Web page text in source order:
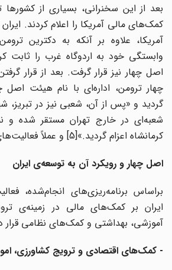
بعد از این سخنرانی، بسیاری از کشورها
کمک‌‌های مالی آمریکا را اعلام کردند. ایران
آمریکا، علاوه بر آنکه به دکترین
وابستگی خود به اردوگاه غرب را ثابت
اصل چهار نیز قرار گرفت. بعد از قرار
چهار ترومن، اداره‌‌ای با نام هیئت اصل
گردید و «پس از آن، شعبی نیز در تبریز،
شعبه‌‌ای در خارج تهران مستقر شده و
کرمانشاه اعزام گردید.»[5] و عملاً فعالیت‌‌های این اصل آغاز شد.
اصل چهار و رویکرد آن به توسعه‌ی ایران
براساس برنامه‌ریزی‌های انجام‌شده،
ایران بر کمک‌‌های مالی در زمینه‌‌ی
آموزشی، بهداشتی و کمک‌‌های نظامی قرار
- کمک‌های اقتصادی و ترویج کشاورزی، امور